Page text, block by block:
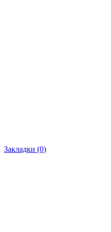
Закладки (0)